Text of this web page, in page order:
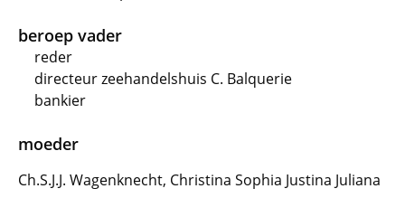
beroep vader
reder
directeur zeehandelshuis C. Balquerie
bankier
moeder
Ch.S.J.J. Wagenknecht, Christina Sophia Justina Juliana